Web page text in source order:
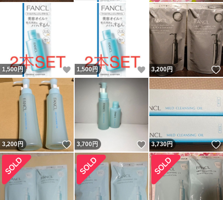
1,500円 いいね！
1,500円 いいね！
3,200円
3,200円 いいね！
3,700 円 いいね！
3,730円